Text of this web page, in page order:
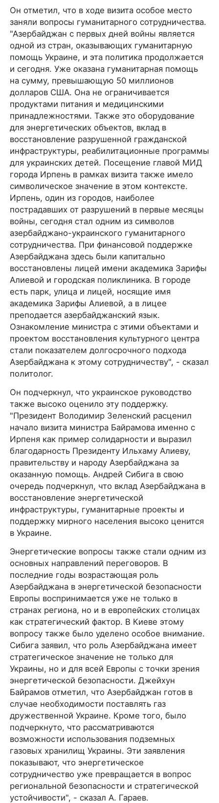
Он отметил, что в ходе визита особое место
заняли вопросы гуманитарного сотрудничества.
"Азербайджан с первых дней войны является
одной из стран, оказывающих гуманитарную
помощь Украине, и эта политика продолжается
и сегодня. Уже оказана гуманитарная помощь
на сумму, превышающую 50 миллионов
долларов США. Она не ограничивается
продуктами питания и медицинскими
принадлежностями. Также это оборудование
для энергетических объектов, вклад в
восстановление разрушенной гражданской
инфраструктуры, реабилитационные программы
для украинских детей. Посещение главой МИД
города Ирпень в рамках визита также имело
символическое значение в этом контексте.
Ирпень, один из городов, наиболее
пострадавших от разрушений в первые месяцы
войны, сегодня стал одним из символов
азербайджано-украинского гуманитарного
сотрудничества. При финансовой поддержке
Азербайджана здесь были капитально
восстановлены лицей имени академика Зарифы
Алиевой и городская поликлиника. В городе
есть парк, улица и лицей, носящие имя
академика Зарифы Алиевой, а в лицее
преподается азербайджанский язык.
Ознакомление министра с этими объектами и
проектом восстановления культурного центра
стали показателем долгосрочного подхода
Азербайджана к этому сотрудничеству", - сказал
политолог.
Он подчеркнул, что украинское руководство
также высоко оценило эту поддержку.
"Президент Володимир Зеленский расценил
начало визита министра Байрамова именно с
Ирпеня как пример солидарности и выразил
благодарность Президенту Ильхаму Алиеву,
правительству и народу Азербайджана за
оказанную помощь. Андрей Сибига в свою
очередь подчеркнул, что вклад Азербайджана в
восстановление энергетической
инфраструктуры, гуманитарные проекты и
поддержку мирного населения высоко ценится
в Украине.
Энергетические вопросы также стали одним из
основных направлений переговоров. В
последние годы возрастающая роль
Азербайджана в энергетической безопасности
Европы воспринимается уже не только в
странах региона, но и в европейских столицах
как стратегический фактор. В Киеве этому
вопросу также было уделено особое внимание.
Сибига заявил, что роль Азербайджана имеет
стратегическое значение не только для
Украины, но и для всей Европы с точки зрения
энергетической безопасности. Джейхун
Байрамов отметил, что Азербайджан готов в
случае необходимости поставлять газ
дружественной Украине. Кроме того, было
подчеркнуто, что рассматриваются
возможности использования подземных
газовых хранилищ Украины. Эти заявления
показывают, что энергетическое
сотрудничество уже превращается в вопрос
региональной безопасности и стратегической
устойчивости", - сказал А. Гараев.